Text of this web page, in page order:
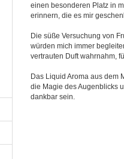
einen besonderen Platz in
erinnern, die es mir
Die süße Versuchung von
würden mich immer
vertrauten Duft wahrnahm,
Das Liquid Aroma aus dem
die Magie des Augenblicks
dankbar sein.